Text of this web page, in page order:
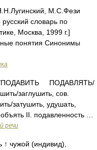
М.С.Фези
словарь по
Москва, 1999 г.]
понятия Синонимы
ПОДАВЛЯТЬ/
заглушить, сов.
затушить, удушать,
II. подавленность …
речи
чужой (индивид),